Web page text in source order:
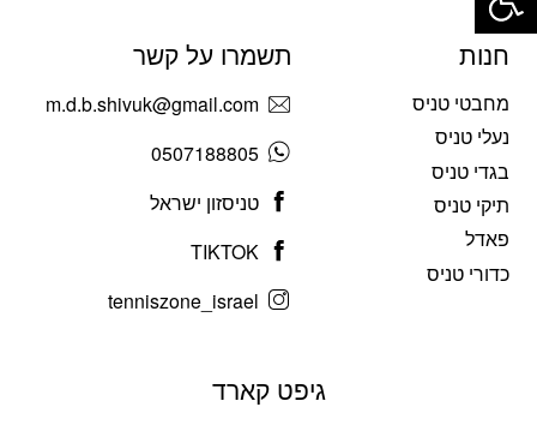
חנות
מחבטי טניס
נעלי טניס
בגדי טניס
תיקי טניס
פאדל
כדורי טניס
תשמרו על קשר
m.d.b.shivuk@gmail.com
0507188805
טניסזון ישראל
TIKTOK
tenniszone_israel
גיפט קארד